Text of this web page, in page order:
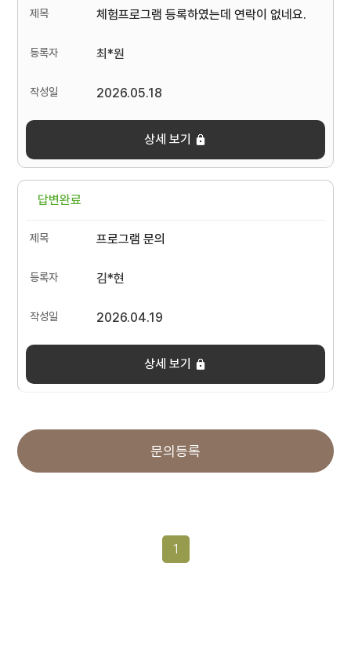
체험프로그램 등록하였는데 연락이 없네요.
최*원
2026.05.18
상세 보기
답변완료
프로그램 문의
김*현
2026.04.19
상세 보기
문의등록
1